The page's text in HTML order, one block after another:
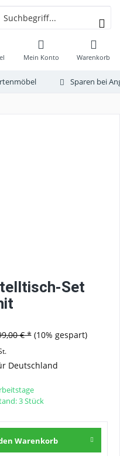
Warenkorb
Mein Konto
Sparen bei
Set
€ * (10% gespart)
Deutschland
3 Stück
Warenkorb